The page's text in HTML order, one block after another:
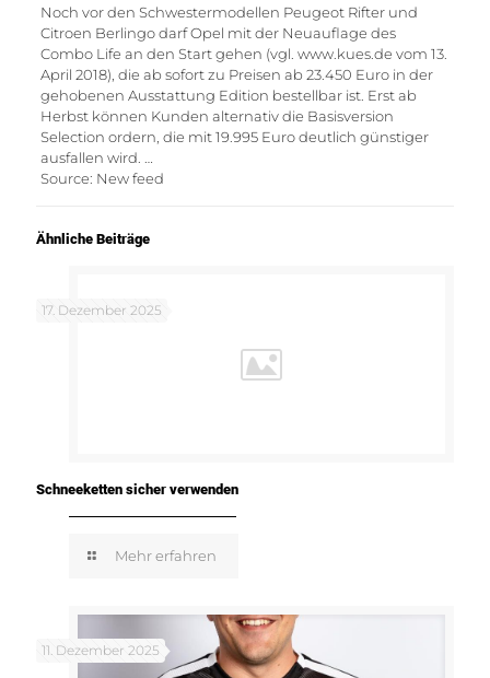
Noch vor den Schwestermodellen Peugeot Rifter und
Citroen Berlingo darf Opel mit der Neuauflage des
Combo Life an den Start gehen (vgl. www.kues.de vom 13.
April 2018), die ab sofort zu Preisen ab 23.450 Euro in der
gehobenen Ausstattung Edition bestellbar ist. Erst ab
Herbst können Kunden alternativ die Basisversion
Selection ordern, die mit 19.995 Euro deutlich günstiger
ausfallen wird. …
Source: New feed
Ähnliche Beiträge
17. Dezember 2025
Schneeketten sicher verwenden
Mehr erfahren
11. Dezember 2025